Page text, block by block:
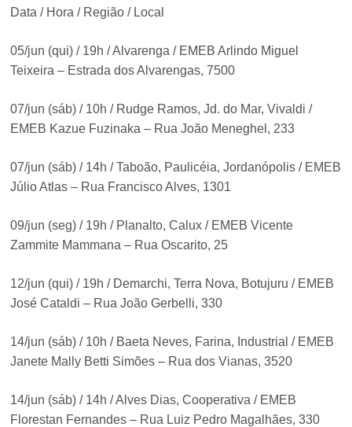
Data / Hora / Região / Local
05/jun (qui) / 19h / Alvarenga / EMEB Arlindo Miguel
Teixeira – Estrada dos Alvarengas, 7500
07/jun (sáb) / 10h / Rudge Ramos, Jd. do Mar, Vivaldi /
EMEB Kazue Fuzinaka – Rua João Meneghel, 233
07/jun (sáb) / 14h / Taboão, Paulicéia, Jordanópolis / EMEB
Júlio Atlas – Rua Francisco Alves, 1301
09/jun (seg) / 19h / Planalto, Calux / EMEB Vicente
Zammite Mammana – Rua Oscarito, 25
12/jun (qui) / 19h / Demarchi, Terra Nova, Botujuru / EMEB
José Cataldi – Rua João Gerbelli, 330
14/jun (sáb) / 10h / Baeta Neves, Farina, Industrial / EMEB
Janete Mally Betti Simões – Rua dos Vianas, 3520
14/jun (sáb) / 14h / Alves Dias, Cooperativa / EMEB
Florestan Fernandes – Rua Luiz Pedro Magalhães, 330